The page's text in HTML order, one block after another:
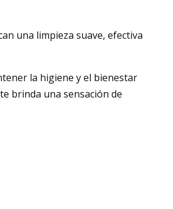
una limpieza suave, efectiva
la higiene y el bienestar
brinda una sensación de